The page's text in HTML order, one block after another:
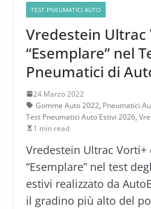
TEST PNEUMATICI AUTO
Vredestein Ultrac
“Esemplare” nel
Pneumatici di
24 Marzo 2022
Gomme Auto 2022, Pneumatici
Test Pneumatici Auto Estivi 2026,
1 min read
Vredestein Ultrac
“Esemplare” nel test
estivi realizzato da
il gradino più alto del